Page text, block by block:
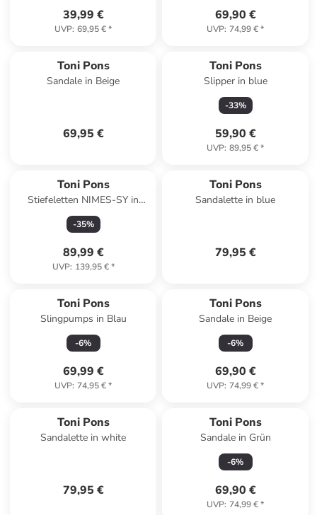
39,99 €
UVP: 69,95 €*
69,90 €
UVP: 74,99 €*
Toni Pons
Sandale in Beige
69,95 €
Toni Pons
Slipper in blue
-33%
59,90 €
UVP: 89,95 €*
Toni Pons
Stiefeletten NIMES-SY in
braun
-35%
89,99 €
UVP: 139,95 €*
Toni Pons
Sandalette in blue
79,95 €
Toni Pons
Slingpumps in Blau
-6%
69,99 €
UVP: 74,95 €*
Toni Pons
Sandale in Beige
-6%
69,90 €
UVP: 74,99 €*
Toni Pons
Sandalette in white
79,95 €
Toni Pons
Sandale in Grün
-6%
69,90 €
UVP: 74,99 €*